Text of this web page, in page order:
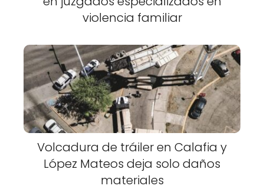
violencia familiar
Volcadura de tráiler en Calafia y
López Mateos deja solo daños
materiales